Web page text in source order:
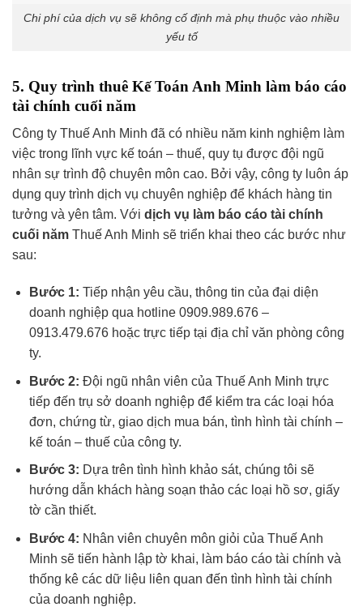
Chi phí của dịch vụ sẽ không cố định mà phụ thuộc vào nhiều
yếu tố
5. Quy trình thuê Kế Toán Anh Minh làm báo cáo
tài chính cuối năm
Công ty Thuế Anh Minh đã có nhiều năm kinh nghiệm làm
việc trong lĩnh vực kế toán – thuế, quy tụ được đội ngũ
nhân sự trình độ chuyên môn cao. Bởi vậy, công ty luôn áp
dụng quy trình dịch vụ chuyên nghiệp để khách hàng tin
tưởng và yên tâm. Với dịch vụ làm báo cáo tài chính
cuối năm Thuế Anh Minh sẽ triển khai theo các bước như
sau:
Bước 1: Tiếp nhận yêu cầu, thông tin của đại diện
doanh nghiệp qua hotline 0909.989.676 –
0913.479.676 hoặc trực tiếp tại địa chỉ văn phòng công
ty.
Bước 2: Đội ngũ nhân viên của Thuế Anh Minh trực
tiếp đến trụ sở doanh nghiệp để kiểm tra các loại hóa
đơn, chứng từ, giao dịch mua bán, tình hình tài chính –
kế toán – thuế của công ty.
Bước 3: Dựa trên tình hình khảo sát, chúng tôi sẽ
hướng dẫn khách hàng soạn thảo các loại hồ sơ, giấy
tờ cần thiết.
Bước 4: Nhân viên chuyên môn giỏi của Thuế Anh
Minh sẽ tiến hành lập tờ khai, làm báo cáo tài chính và
thống kê các dữ liệu liên quan đến tình hình tài chính
của doanh nghiệp.